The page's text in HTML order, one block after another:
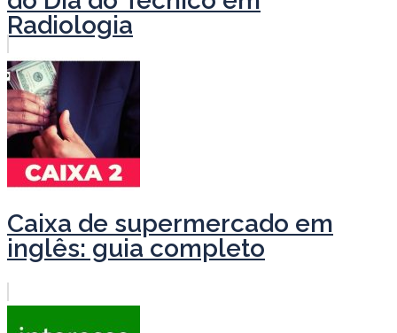
Radiologia
Caixa de supermercado em
inglês: guia completo